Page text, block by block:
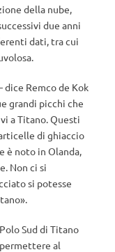
della nube,
due anni
dati, tra cui
Remco de Kok
grandi picchi che
a Titano. Questi
di ghiaccio
è noto in Olanda,
Non ci si
si potesse
Sud di Titano
al